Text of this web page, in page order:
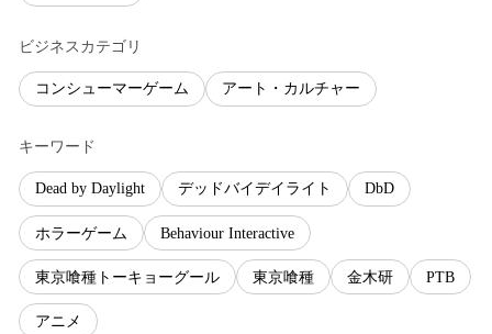
ビジネスカテゴリ
コンシューマーゲーム アート・カルチャー
キーワード
Dead by Daylight デッドバイデイライト DbD
ホラーゲーム Behaviour Interactive
東京喰種トーキョーグール 東京喰種 金木研 PTB
アニメ